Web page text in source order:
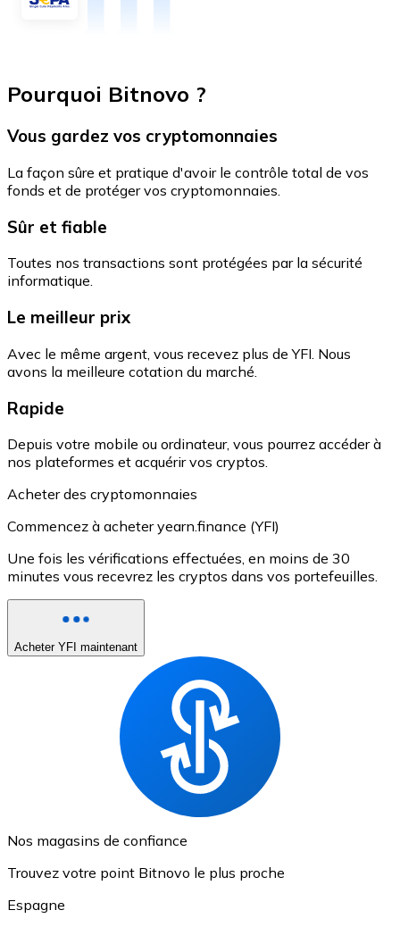
Pourquoi Bitnovo ?
Vous gardez vos cryptomonnaies
La façon sûre et pratique d'avoir le contrôle total de vos
fonds et de protéger vos cryptomonnaies.
Sûr et fiable
Toutes nos transactions sont protégées par la sécurité
informatique.
Le meilleur prix
Avec le même argent, vous recevez plus de YFI. Nous
avons la meilleure cotation du marché.
Rapide
Depuis votre mobile ou ordinateur, vous pourrez accéder à
nos plateformes et acquérir vos cryptos.
Acheter des cryptomonnaies
Commencez à acheter yearn.finance (YFI)
Une fois les vérifications effectuées, en moins de 30
minutes vous recevrez les cryptos dans vos portefeuilles.
Acheter YFI maintenant
Nos magasins de confiance
Trouvez votre point Bitnovo le plus proche
Espagne